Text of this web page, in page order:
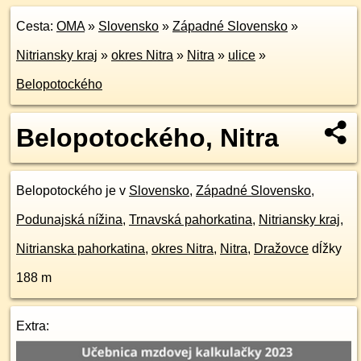
Cesta: OMA» Slovensko » Západné Slovensko »
Nitriansky kraj » okres Nitra » Nitra » ulice »
Belopotockého
Belopotockého, Nitra
Belopotockého je v Slovensko, Západné Slovensko,
Podunajská nížina, Trnavská pahorkatina, Nitriansky kraj,
Nitrianska pahorkatina, okres Nitra, Nitra, Dražovce dĺžky
188 m
Extra: